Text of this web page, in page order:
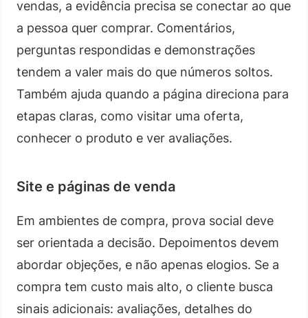
vendas, a evidência precisa se conectar ao que
a pessoa quer comprar. Comentários,
perguntas respondidas e demonstrações
tendem a valer mais do que números soltos.
Também ajuda quando a página direciona para
etapas claras, como visitar uma oferta,
conhecer o produto e ver avaliações.
Site e páginas de venda
Em ambientes de compra, prova social deve
ser orientada a decisão. Depoimentos devem
abordar objeções, e não apenas elogios. Se a
compra tem custo mais alto, o cliente busca
sinais adicionais: avaliações, detalhes do